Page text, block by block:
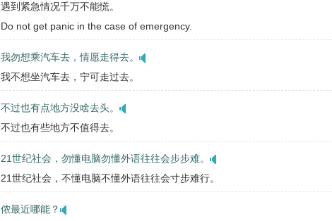
遇到紧急情况千万不能慌。
Do not get panic in the case of emergency.
我勿想乘汽车去，情愿走得去。
我不想坐汽车去，宁可走过去。
不过也有点地方没啥去头。
不过也有些地方不值得去。
21世纪社会，勿懂电脑勿懂外语往往会步步难。
21世纪社会，不懂电脑不懂外语往往会寸步难行。
侬最近哪能？